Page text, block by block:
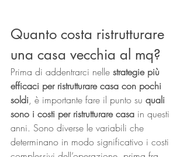
Quanto costa ristrutturare
una casa vecchia al mq?
Prima di addentrarci nelle strategie più
efficaci per ristrutturare casa con pochi
soldi, è importante fare il punto su quali
sono i costi per ristrutturare casa in questi
anni. Sono diverse le variabili che
determinano in modo significativo i costi